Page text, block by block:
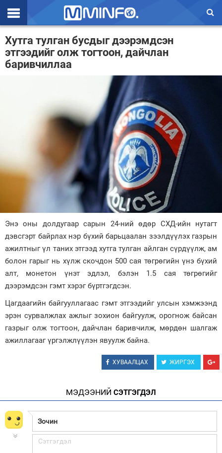
Эхлэл
Цаг агаар
Үзэл бодол
Нийгэм
Зурхай
Хутга тулган бусдыг дээрэмдсэн
этгээдийг олж тогтоон, дайчлан
баривчиллаа
Энэ оны долдугаар сарын 24-ний өдөр СХД-ийн нутагт
дэвсгэрт байрлах нэр бүхий барьцаалан зээлдүүлэх газрын
ажилтныг үл таних этгээд хутга тулган айлган сүрдүүлж, ам
болон гарыг нь хүлж скочдон 500 сая төгрөгийн үнэ бүхий
алт, монетон үнэт эдлэл, бэлэн 1.5 сая төгрөгийг
дээрэмдсэн гэмт хэрэг бүртгэгдсэн.
Цагдаагийн байгууллагаас гэмт этгээдийг улсын хэмжээнд
эрэн сурвалжлах ажлыг зохион байгуулж, орогнож байсан
газрыг олж тогтоон, дайчлан баривчилж, мөрдөн шалгаж
ажиллагааг үргэлжлүүлэн явуулж байна.
ХУВААЛЦАХ ЖИРГЭХ
МЭДЭЭНИЙ СЭТГЭГДЭЛ